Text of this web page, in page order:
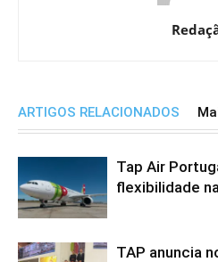
ARTIGOS RELACIONADOS
Tap Air
flexibilidade
TAP anuncia